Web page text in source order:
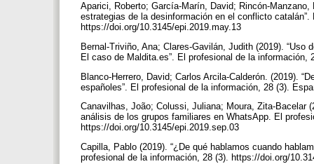
Aparici, Roberto; García-Marín, David; Rincón-
estrategias de la desinformación en el conflicto
https://doi.org/10.3145/epi.2019.may.13
Bernal-Triviño, Ana; Clares-Gavilán, Judith (2019).
El caso de Maldita.es”. El profesional de la
Blanco-Herrero, David; Carlos Arcila-Calderón. (2019).
españoles”. El profesional de la información, 28 (3).
Canavilhas, João; Colussi, Juliana; Moura, Zita-Bacelar
análisis de los grupos familiares en WhatsApp. El
https://doi.org/10.3145/epi.2019.sep.03
Capilla, Pablo (2019). “¿De qué hablamos cuando
profesional de la información, 28 (3). https://doi.org/